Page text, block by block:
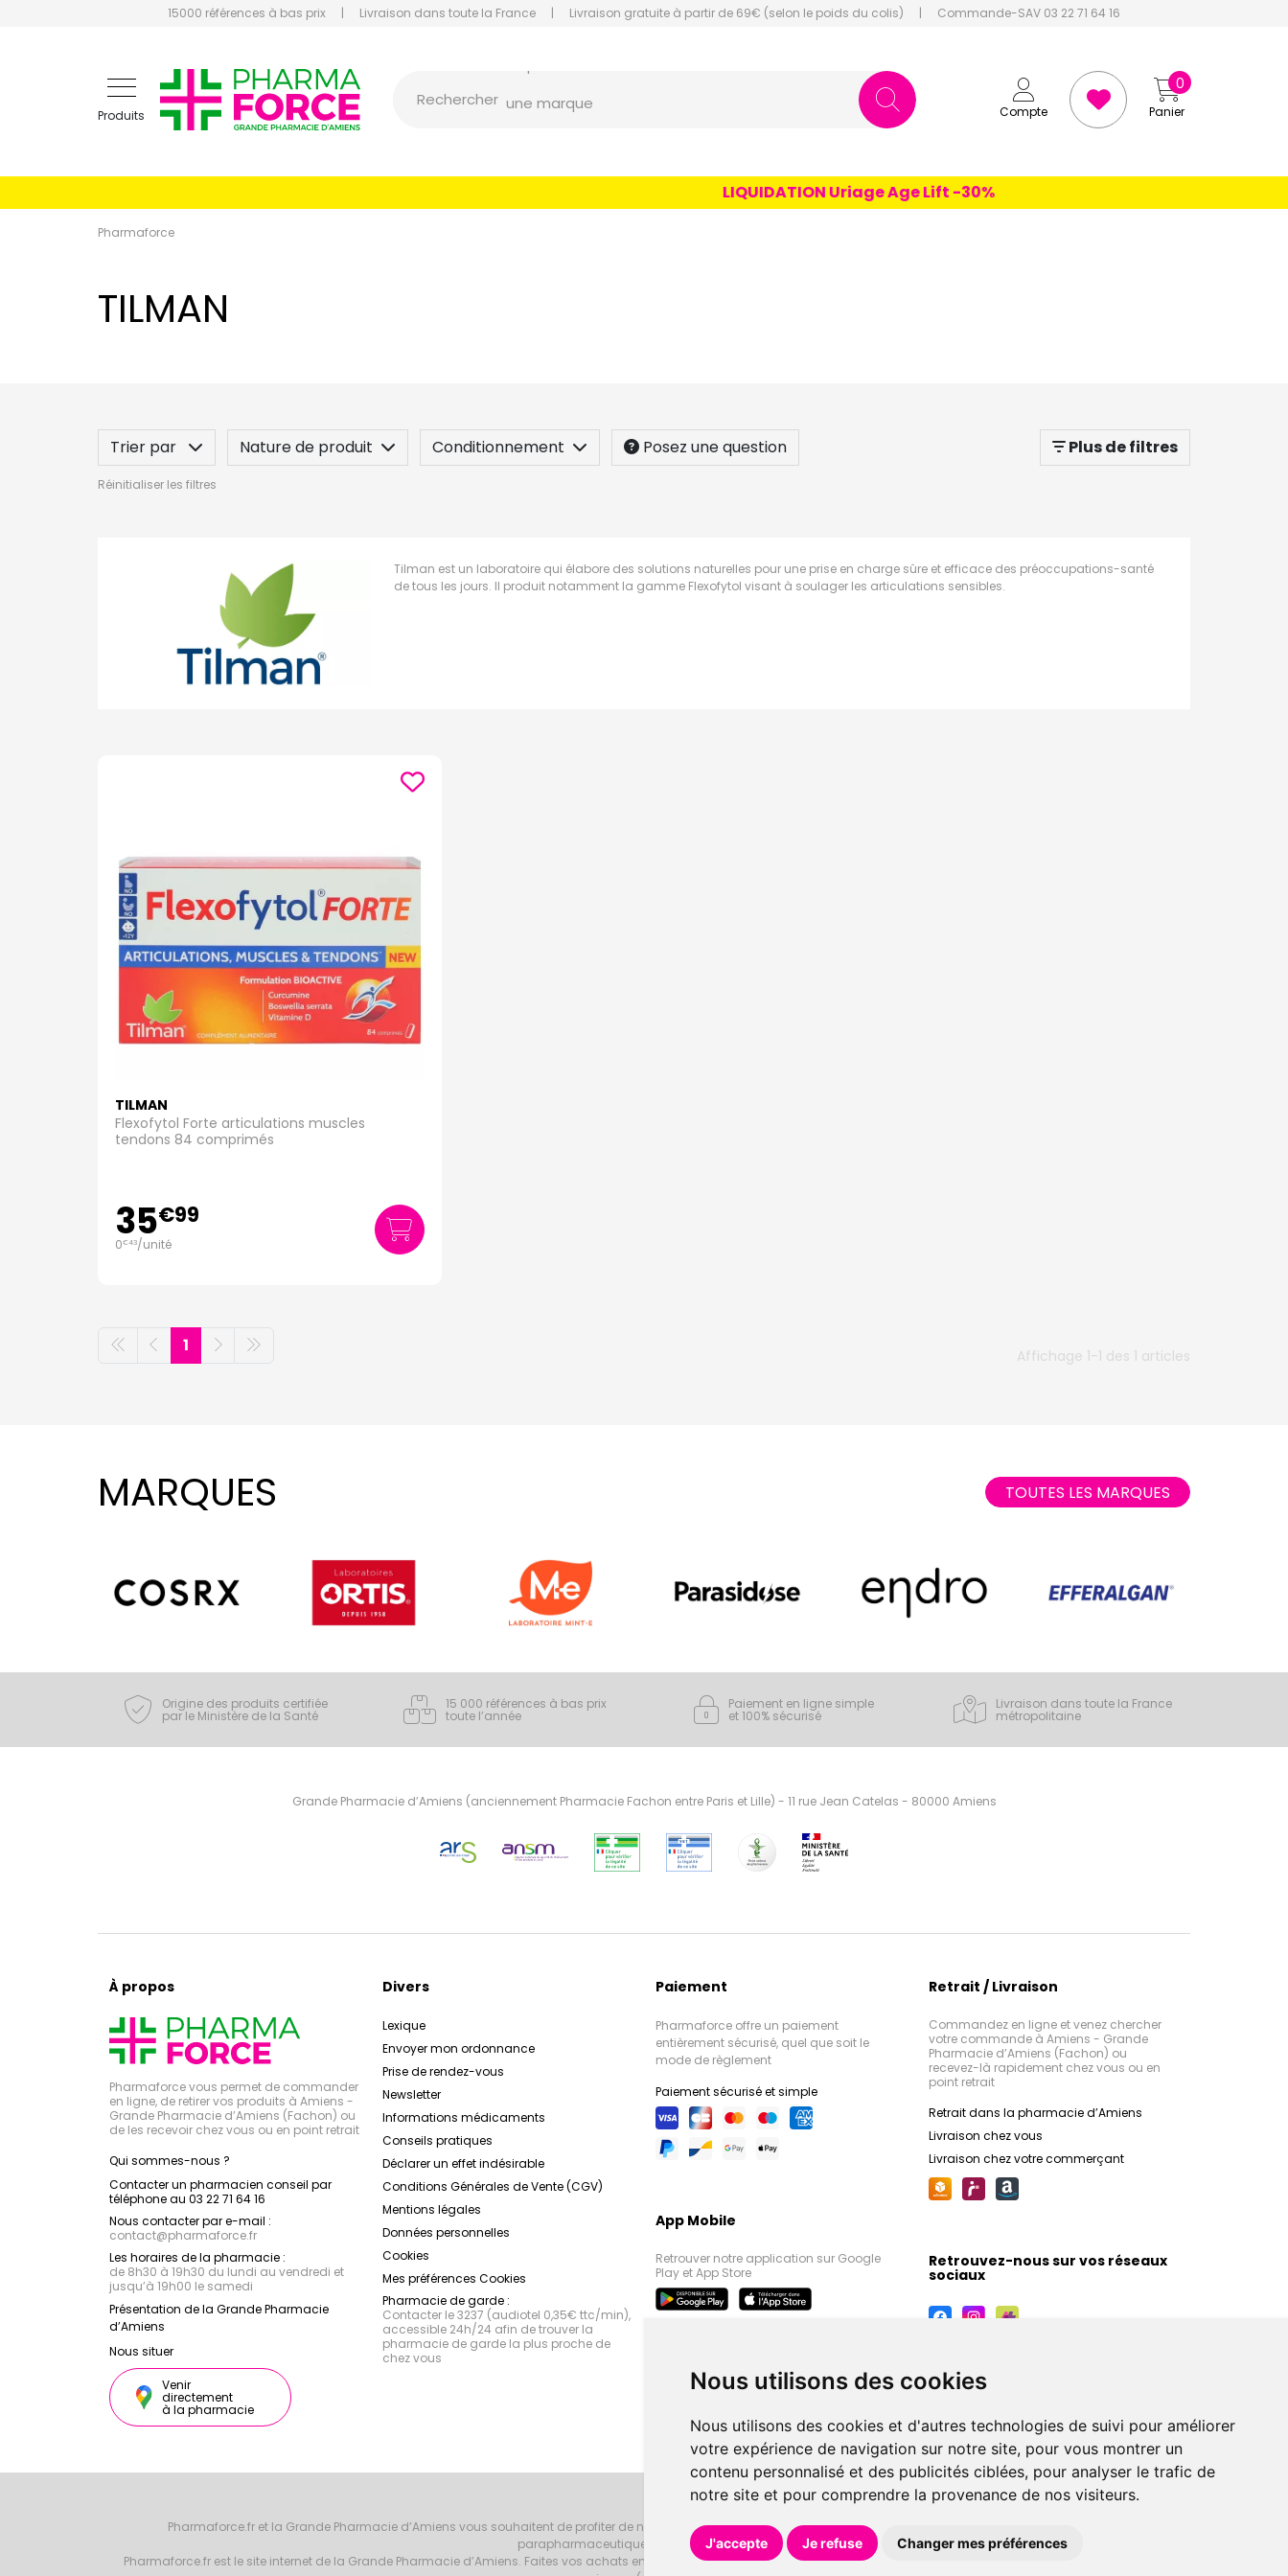
Nous utilisons des cookies
Nous utilisons des cookies et d'autres technologies de suivi pour améliorer
votre expérience de navigation sur notre site, pour vous montrer un
contenu personnalisé et des publicités ciblées, pour analyser le trafic de
notre site et pour comprendre la provenance de nos visiteurs.
J'accepte Je refuse Changer mes préférences
15000 références à bas prix | Livraison dans toute la France | Livraison gratuite à partir de 69€ (selon le poids du colis) | Commande-SAV 03 22 71 64 16
Produits
Pharmaforce Grande Pharmacie Amiens Fachon
Compte Panier
0
Rechercher une marque
un produit
une marque
LIQUIDATION Uriage Age Lift -30%
Pharmaforce
TILMAN
Trier par Nature de produit Conditionnement Posez une question Plus de filtres
Réinitialiser les filtres
Tilman est un laboratoire qui élabore des solutions naturelles pour une prise en charge sûre et efficace des préoccupations-santé
de tous les jours. Il produit notamment la gamme Flexofytol visant à soulager les articulations sensibles.
TILMAN
Flexofytol Forte articulations muscles
tendons 84 comprimés
35€99
0€43/unité
Affichage 1-1 des 1 articles
1
MARQUES TOUTES LES MARQUES
Origine des produits certifiée
par le Ministère de la Santé
15 000 références à bas prix
toute l’année
Paiement en ligne simple
et 100% sécurisé
Livraison dans toute la France
métropolitaine
Grande Pharmacie d’Amiens (anciennement Pharmacie Fachon entre Paris et Lille) - 11 rue Jean Catelas - 80000 Amiens
À propos
Pharmaforce vous permet de commander
en ligne, de retirer vos produits à Amiens -
Grande Pharmacie d’Amiens (Fachon) ou
de les recevoir chez vous ou en point retrait
Qui sommes-nous ?
Contacter un pharmacien conseil par
téléphone au 03 22 71 64 16
Nous contacter par e-mail :
contact@pharmaforce.fr
Les horaires de la pharmacie :
de 8h30 à 19h30 du lundi au vendredi et
jusqu’à 19h00 le samedi
Présentation de la Grande Pharmacie
d’Amiens
Nous situer
Venir
directement
à la pharmacie
Divers
Lexique
Envoyer mon ordonnance
Prise de rendez-vous
Newsletter
Informations médicaments
Conseils pratiques
Déclarer un effet indésirable
Conditions Générales de Vente (CGV)
Mentions légales
Données personnelles
Cookies
Mes préférences Cookies
Pharmacie de garde :
Contacter le 3237 (audiotel 0,35€ ttc/min),
accessible 24h/24 afin de trouver la
pharmacie de garde la plus proche de
chez vous
Paiement
Pharmaforce offre un paiement
entièrement sécurisé, quel que soit le
mode de règlement
Paiement sécurisé et simple
App Mobile
Retrouver notre application sur Google
Play et App Store
Retrait / Livraison
Commandez en ligne et venez chercher
votre commande à Amiens - Grande
Pharmacie d’Amiens (Fachon) ou
recevez-là rapidement chez vous ou en
point retrait
Retrait dans la pharmacie d’Amiens
Livraison chez vous
Livraison chez votre commerçant
Retrouvez-nous sur vos réseaux
sociaux
Pharmaforce.fr et la Grande Pharmacie d’Amiens vous souhaitent de profiter de notre accueil, de nos conseils pharmaceutiques, orthopédiques, homéopathiques,
parapharmaceutiques, beauté et bien-être.
Pharmaforce.fr est le site internet de la Grande Pharmacie d’Amiens. Faites vos achats en ligne grâce à un choix de 20000 références en pharmacie, parapharmacie, diététique et